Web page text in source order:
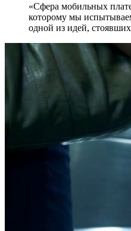
«Сфера мобильных
которому мы
одной из идей,